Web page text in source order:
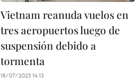
Vietnam reanuda vuelos en
tres aeropuertos luego de
suspensión debido a
tormenta
18/07/2023 14:13